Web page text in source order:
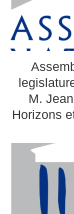
M.
Horizons